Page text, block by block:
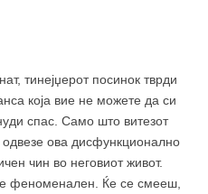
тинејџерот посинок тврди
која вие не можете да си
спас. Само што витезот
ова дисфункционално
чин во неговиот живот.
феноменален. Ќе се смееш,